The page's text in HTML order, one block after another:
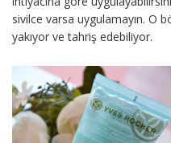
sivilce varsa uygulamayın. O
yakıyor ve tahriş edebiliyor.